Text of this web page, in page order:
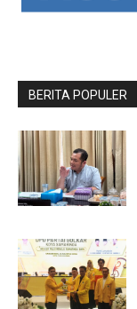
BERITA POPULER